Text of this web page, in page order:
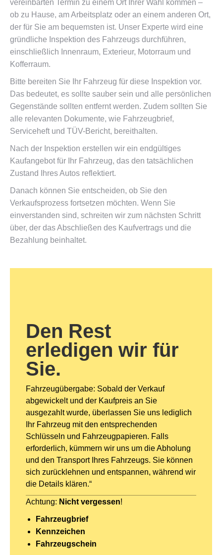
vereinbarten Termin zu einem Ort Ihrer Wahl kommen –
ob zu Hause, am Arbeitsplatz oder an einem anderen Ort,
der für Sie am bequemsten ist. Unser Experte wird eine
gründliche Inspektion des Fahrzeugs durchführen,
einschließlich Innenraum, Exterieur, Motorraum und
Kofferraum.
Bitte bereiten Sie Ihr Fahrzeug für diese Inspektion vor.
Das bedeutet, es sollte sauber sein und alle persönlichen
Gegenstände sollten entfernt werden. Zudem sollten Sie
alle relevanten Dokumente, wie Fahrzeugbrief,
Serviceheft und TÜV-Bericht, bereithalten.
Nach der Inspektion erstellen wir ein endgültiges
Kaufangebot für Ihr Fahrzeug, das den tatsächlichen
Zustand Ihres Autos reflektiert.
Danach können Sie entscheiden, ob Sie den
Verkaufsprozess fortsetzen möchten. Wenn Sie
einverstanden sind, schreiten wir zum nächsten Schritt
über, der das Abschließen des Kaufvertrags und die
Bezahlung beinhaltet.
Den Rest
erledigen wir für
Sie.
Fahrzeugübergabe: Sobald der Verkauf
abgewickelt und der Kaufpreis an Sie
ausgezahlt wurde, überlassen Sie uns lediglich
Ihr Fahrzeug mit den entsprechenden
Schlüsseln und Fahrzeugpapieren. Falls
erforderlich, kümmern wir uns um die Abholung
und den Transport Ihres Fahrzeugs. Sie können
sich zurücklehnen und entspannen, während wir
die Details klären.“
Achtung: Nicht vergessen!
Fahrzeugbrief
Kennzeichen
Fahrzeugschein